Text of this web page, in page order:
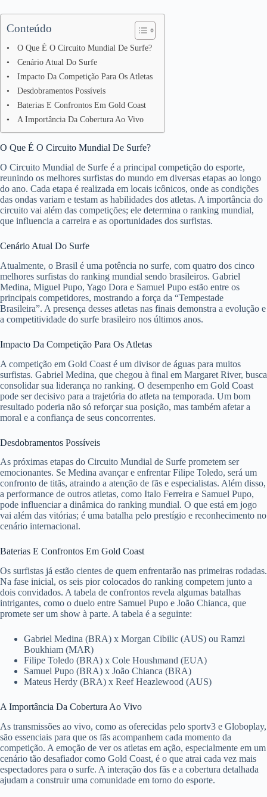
Conteúdo
O Que É O Circuito Mundial De Surfe?
Cenário Atual Do Surfe
Impacto Da Competição Para Os Atletas
Desdobramentos Possíveis
Baterias E Confrontos Em Gold Coast
A Importância Da Cobertura Ao Vivo
O Que É O Circuito Mundial De Surfe?
O Circuito Mundial de Surfe é a principal competição do esporte,
reunindo os melhores surfistas do mundo em diversas etapas ao longo
do ano. Cada etapa é realizada em locais icônicos, onde as condições
das ondas variam e testam as habilidades dos atletas. A importância do
circuito vai além das competições; ele determina o ranking mundial,
que influencia a carreira e as oportunidades dos surfistas.
Cenário Atual Do Surfe
Atualmente, o Brasil é uma potência no surfe, com quatro dos cinco
melhores surfistas do ranking mundial sendo brasileiros. Gabriel
Medina, Miguel Pupo, Yago Dora e Samuel Pupo estão entre os
principais competidores, mostrando a força da “Tempestade
Brasileira”. A presença desses atletas nas finais demonstra a evolução e
a competitividade do surfe brasileiro nos últimos anos.
Impacto Da Competição Para Os Atletas
A competição em Gold Coast é um divisor de águas para muitos
surfistas. Gabriel Medina, que chegou à final em Margaret River, busca
consolidar sua liderança no ranking. O desempenho em Gold Coast
pode ser decisivo para a trajetória do atleta na temporada. Um bom
resultado poderia não só reforçar sua posição, mas também afetar a
moral e a confiança de seus concorrentes.
Desdobramentos Possíveis
As próximas etapas do Circuito Mundial de Surfe prometem ser
emocionantes. Se Medina avançar e enfrentar Filipe Toledo, será um
confronto de titãs, atraindo a atenção de fãs e especialistas. Além disso,
a performance de outros atletas, como Italo Ferreira e Samuel Pupo,
pode influenciar a dinâmica do ranking mundial. O que está em jogo
vai além das vitórias; é uma batalha pelo prestígio e reconhecimento no
cenário internacional.
Baterias E Confrontos Em Gold Coast
Os surfistas já estão cientes de quem enfrentarão nas primeiras rodadas.
Na fase inicial, os seis pior colocados do ranking competem junto a
dois convidados. A tabela de confrontos revela algumas batalhas
intrigantes, como o duelo entre Samuel Pupo e João Chianca, que
promete ser um show à parte. A tabela é a seguinte:
Gabriel Medina (BRA) x Morgan Cibilic (AUS) ou Ramzi
Boukhiam (MAR)
Filipe Toledo (BRA) x Cole Houshmand (EUA)
Samuel Pupo (BRA) x João Chianca (BRA)
Mateus Herdy (BRA) x Reef Heazlewood (AUS)
A Importância Da Cobertura Ao Vivo
As transmissões ao vivo, como as oferecidas pelo sportv3 e Globoplay,
são essenciais para que os fãs acompanhem cada momento da
competição. A emoção de ver os atletas em ação, especialmente em um
cenário tão desafiador como Gold Coast, é o que atrai cada vez mais
espectadores para o surfe. A interação dos fãs e a cobertura detalhada
ajudam a construir uma comunidade em torno do esporte.